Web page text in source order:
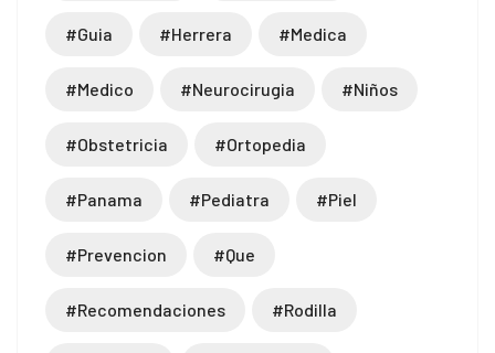
#guia #herrera #medica
#medico #neurocirugia #niños
#obstetricia #ortopedia
#panama #pediatra #piel
#prevencion #que
#recomendaciones #rodilla